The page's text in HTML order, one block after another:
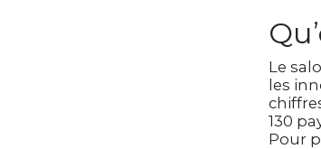
Le
les
130
Pour